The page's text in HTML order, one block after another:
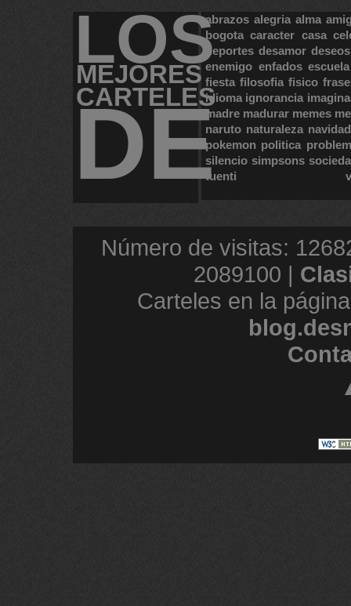
LOS
MEJORES
CARTELES
DE
abrazos alegria alma
bogota caracter casa
deportes desamor deseos
enemigo enfados escuela
fiesta filosofia fisico
idioma ignorancia
madre madurar memes
naruto naturaleza navidad
pokemon politica
silencio simpsons
tuenti
Número de visitas:
2089100 |
Carteles en la